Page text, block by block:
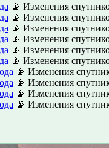
📡 Изменения
📡 Изменения
📡 Изменения
📡 Изменения
📡 Изменения
📡 Изменения
📡 Изменения
📡 Изменения
📡 Изменения
📡 Изменения